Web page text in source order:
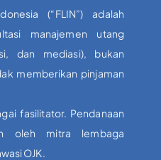
(“FLIN”) adalah
manajemen utang
dan mediasi), bukan
memberikan pinjaman
fasilitator. Pendanaan
oleh mitra lembaga
OJK.